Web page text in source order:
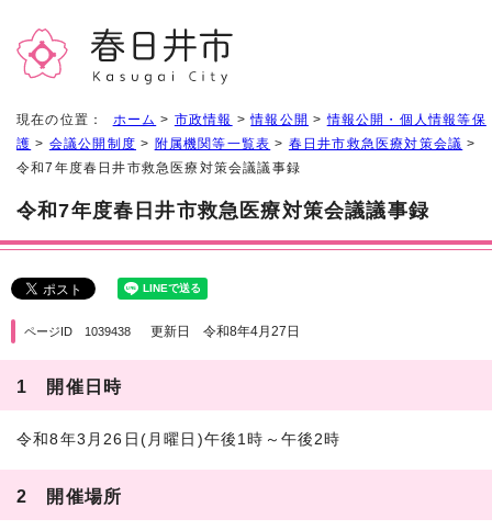
現在の位置： ホーム > 市政情報 >情報公開 >情報公開・個人情報等保
護 > 会議公開制度 > 附属機関等一覧表 > 春日井市救急医療対策会議 >
令和7年度春日井市救急医療対策会議議事録
令和7年度春日井市救急医療対策会議議事録
ページID 1039438 更新日 令和8年4月27日
1 開催日時
令和8年3月26日(月曜日)午後1時～午後2時
2 開催場所